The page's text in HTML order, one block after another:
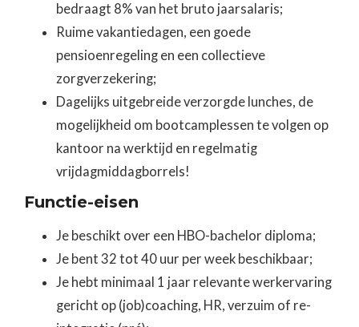
bedraagt 8% van het bruto jaarsalaris;
Ruime vakantiedagen, een goede
pensioenregeling en een collectieve
zorgverzekering;
Dagelijks uitgebreide verzorgde lunches, de
mogelijkheid om bootcamplessen te volgen op
kantoor na werktijd en regelmatig
vrijdagmiddagborrels!
Functie-eisen
Je beschikt over een HBO-bachelor diploma;
Je bent 32 tot 40 uur per week beschikbaar;
Je hebt minimaal 1 jaar relevante werkervaring
gericht op (job)coaching, HR, verzuim of re-